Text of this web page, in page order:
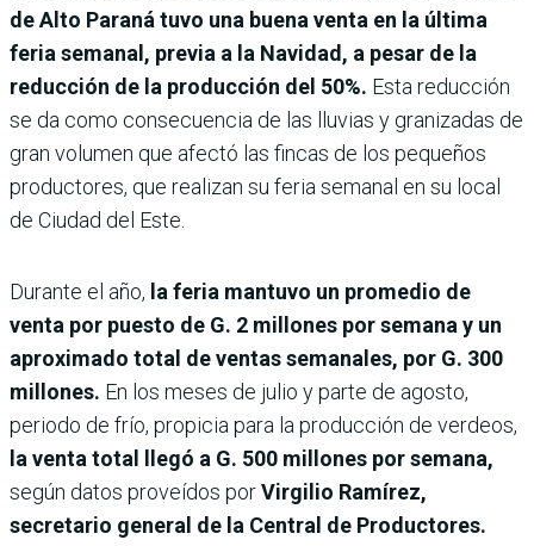
de Alto Paraná tuvo una buena venta en la última
feria semanal, previa a la Navidad, a pesar de la
reducción de la producción del 50%. Esta reducción
se da como consecuencia de las lluvias y granizadas de
gran volumen que afectó las fincas de los pequeños
productores, que realizan su feria semanal en su local
de Ciudad del Este.
Durante el año, la feria mantuvo un promedio de
venta por puesto de G. 2 millones por semana y un
aproximado total de ventas semanales, por G. 300
millones. En los meses de julio y parte de agosto,
periodo de frío, propicia para la producción de verdeos,
la venta total llegó a G. 500 millones por semana,
según datos proveídos porVirgilio Ramírez,
secretario general de la Central de Productores.